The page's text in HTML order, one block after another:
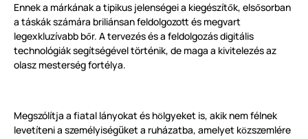
Ennek a márkának a tipikus jelenségei a kiegészítők, elsősorban
a táskák számára briliánsan feldolgozott és megvart
legexkluzívabb bőr. A tervezés és a feldolgozás digitális
technológiák segítségével történik, de maga a kivitelezés az
olasz mesterség fortélya.
Megszólítja a fiatal lányokat és hölgyeket is, akik nem félnek
levetíteni a személyiségüket a ruházatba, amelyet közszemlére